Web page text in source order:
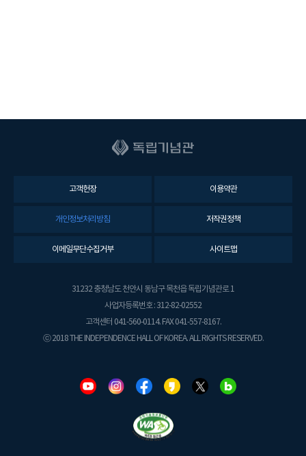
고객헌장 이용약관
개인정보처리방침 저작권정책
이메일무단수집거부 사이트맵
31232 충청남도 천안시 동남구 목천읍 독립기념관로 1
사업자등록번호 : 312-82-02552
고객센터 041-560-0114. FAX 041-557-8167.
ⓒ 2018 THE INDEPENDENCE HALL OF KOREA. ALL RIGHTS RESERVED.